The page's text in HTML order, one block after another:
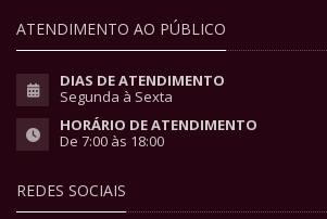
ATENDIMENTO AO PÚBLICO
DIAS DE ATENDIMENTO
Segunda à Sexta
HORÁRIO DE ATENDIMENTO
De 7:00 às 18:00
REDES SOCIAIS